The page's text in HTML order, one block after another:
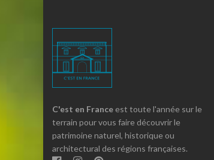
C'est en France est toute l'année sur le
terrain pour vous faire découvrir le
patrimoine naturel, historique ou
architectural des régions françaises.